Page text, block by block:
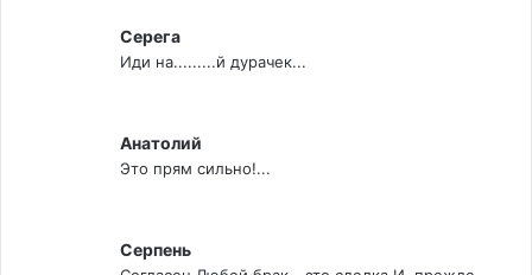
Серега
Иди на.........й дурачек...
Анатолий
Это прям сильно!...
Серпень